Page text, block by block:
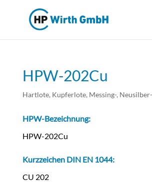
HPW-202Cu
Hartlote, Kupferlote, Messing-,
HPW-Bezeichnung:
HPW-202Cu
Kurzzeichen DIN EN 1044:
CU 202